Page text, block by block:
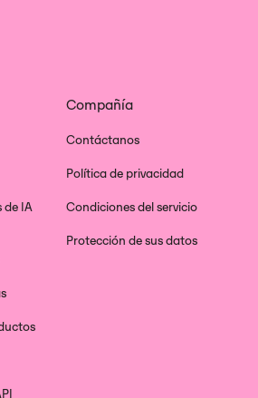
de IA
Compañía
Contáctanos
Política de privacidad
Condiciones del servicio
Protección de sus datos